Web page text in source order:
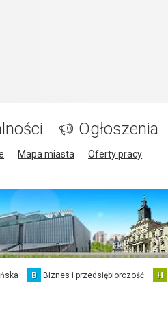
Ogłoszenia
Mapa miasta
Oferty pracy
B Biznes i przedsiębiorczość H